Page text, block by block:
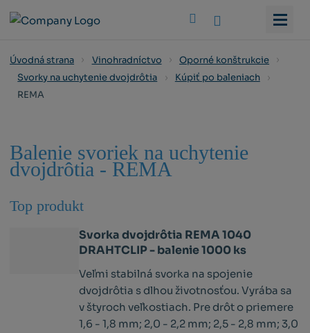
Úvodná strana Vinohradníctvo
Oporné konštrukcie
Svorky na uchytenie dvojdrôtia
Kúpiť po baleniach
REMA
Balenie svoriek na uchytenie
dvojdrôtia - REMA
Top produkt
Svorka dvojdrôtia REMA 1040
DRAHTCLIP - balenie 1000 ks
Veľmi stabilná svorka na spojenie
dvojdrôtia s dlhou životnosťou. Vyrába sa
v štyroch veľkostiach. Pre drôt o priemere
1,6 - 1,8 mm; 2,0 - 2,2 mm; 2,5 - 2,8 mm; 3,0